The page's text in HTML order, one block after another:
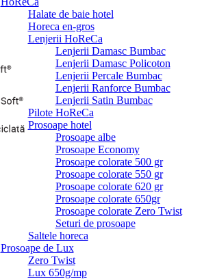
Halate de baie hotel
Horeca en-gros
Lenjerii HoReCa
Lenjerii Damasc Bumbac
Lenjerii Damasc Policoton
Lenjerii Percale Bumbac
Lenjerii Ranforce Bumbac
Lenjerii Satin Bumbac
Pilote HoReCa
Prosoape hotel
Prosoape albe
Prosoape Economy
Prosoape colorate 500 gr
Prosoape colorate 550 gr
Prosoape colorate 620 gr
Prosoape colorate 650gr
Prosoape colorate Zero Twist
Seturi de prosoape
Saltele horeca
Prosoape de Lux
Zero Twist
Lux 650g/mp